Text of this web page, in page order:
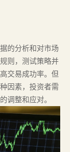
的分析和对市场
则，测试策略并
交易成功率。但
因素，投资者需
调整和应对。